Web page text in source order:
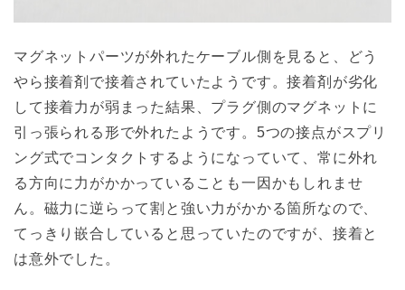
マグネットパーツが外れたケーブル側を見ると、どう
やら接着剤で接着されていたようです。接着剤が劣化
して接着力が弱まった結果、プラグ側のマグネットに
引っ張られる形で外れたようです。5つの接点がスプリ
ング式でコンタクトするようになっていて、常に外れ
る方向に力がかかっていることも一因かもしれませ
ん。磁力に逆らって割と強い力がかかる箇所なので、
てっきり嵌合していると思っていたのですが、接着と
は意外でした。